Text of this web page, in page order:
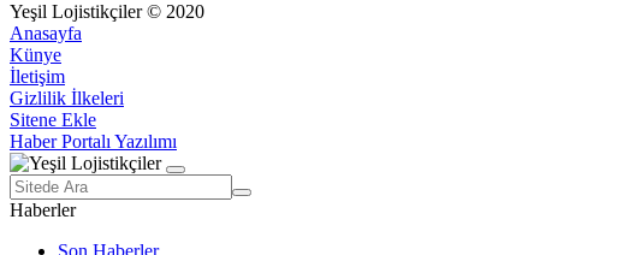
Yeşil Lojistikçiler © 2020
Anasayfa
Künye
İletişim
Gizlilik İlkeleri
Sitene Ekle
Haber Portalı Yazılımı
Haberler